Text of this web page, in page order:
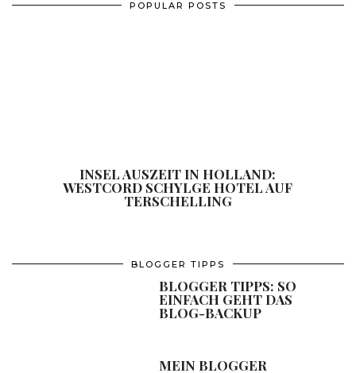
POPULAR POSTS
INSEL AUSZEIT IN HOLLAND:
WESTCORD SCHYLGE HOTEL AUF
TERSCHELLING
BLOGGER TIPPS
BLOGGER TIPPS: SO
EINFACH GEHT DAS
BLOG-BACKUP
MEIN BLOGGER